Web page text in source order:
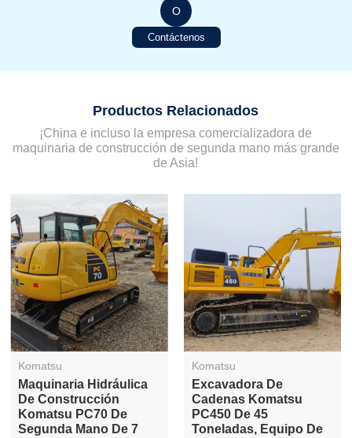
O
Contáctenos
Productos Relacionados
¡China e incluso la empresa comercializadora de
maquinaria de construcción de segunda mano más grande
de Asia!
Komatsu
Excavadora De
Cadenas Hidráulica De
Segunda Mano
Komatsu PC360 De 36
Komatsu
Excavadora De
Cadenas Usada
Komatsu PC60 De
Segunda Mano,